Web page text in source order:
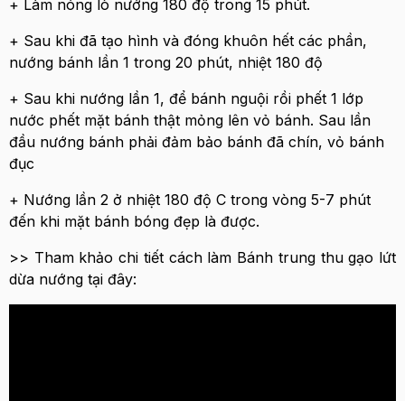
+ Làm nóng lò nướng 180 độ trong 15 phút.
+ Sau khi đã tạo hình và đóng khuôn hết các phần,
nướng bánh lần 1 trong 20 phút, nhiệt 180 độ
+ Sau khi nướng lần 1, để bánh nguội rồi phết 1 lớp
nước phết mặt bánh thật mỏng lên vỏ bánh. Sau lần
đầu nướng bánh phải đảm bảo bánh đã chín, vỏ bánh
đục
+ Nướng lần 2 ở nhiệt 180 độ C trong vòng 5-7 phút
đến khi mặt bánh bóng đẹp là được.
>> Tham khảo chi tiết cách làm Bánh trung thu gạo lứt
dừa nướng tại đây: